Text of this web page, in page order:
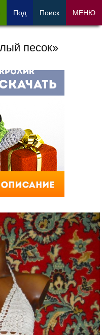
песок»
Под Поиск МЕНЮ